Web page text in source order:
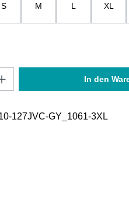
S M L XL
Gib den In den
127JVC-GY_1061-3XL